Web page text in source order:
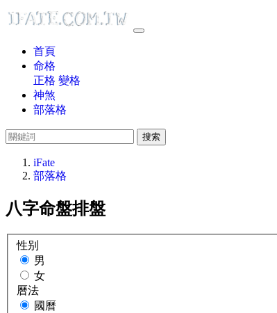
首頁
命格
正格 變格
神煞
部落格
搜索
iFate
部落格
八字命盤排盤
性别
男
女
曆法
國曆